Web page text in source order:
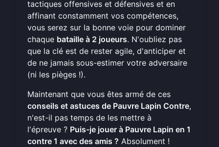
tactiques offensives et défensives et en
affinant constamment vos compétences,
vous serez sur la bonne voie pour dominer
chaque bataille à 2 joueurs. N'oubliez pas
que la clé est de rester agile, d'anticiper et
de ne jamais sous-estimer votre adversaire
(ni les pièges !).
Maintenant que vous êtes armé de ces
conseils et astuces de Pauvre Lapin Contre,
n'est-il pas temps de les mettre à
l'épreuve ? Puis-je jouer à Pauvre Lapin en 1
contre 1 avec des amis ? Absolument !